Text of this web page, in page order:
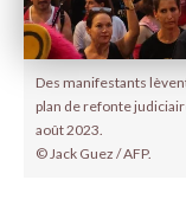
Des manifestants
plan de refonte
août 2023.
© Jack Guez / AFP.